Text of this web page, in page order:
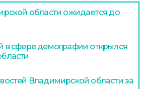
области ожидается до
в сфере демографии открылся
Владимирской области за